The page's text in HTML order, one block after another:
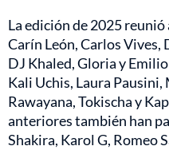
La edición de 2025
Carín León, Carlos Vives,
DJ Khaled, Gloria y
Kali Uchis, Laura Pausini,
Rawayana, Tokischa y
anteriores también han
Shakira, Karol G, Romeo